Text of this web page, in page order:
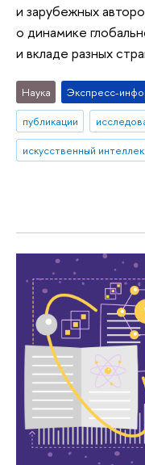
и зарубежных
о динамике
и вкладе разных
Наука Экспресс-
публикации
искусственный